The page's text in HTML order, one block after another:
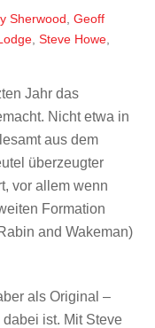
Sherwood Geoff
,Steve Howe
Jahr das
Nicht etwa in
aus dem
überzeugter
vor allem wenn
Formation
and Wakeman)
als Original –
ist. Mit Steve